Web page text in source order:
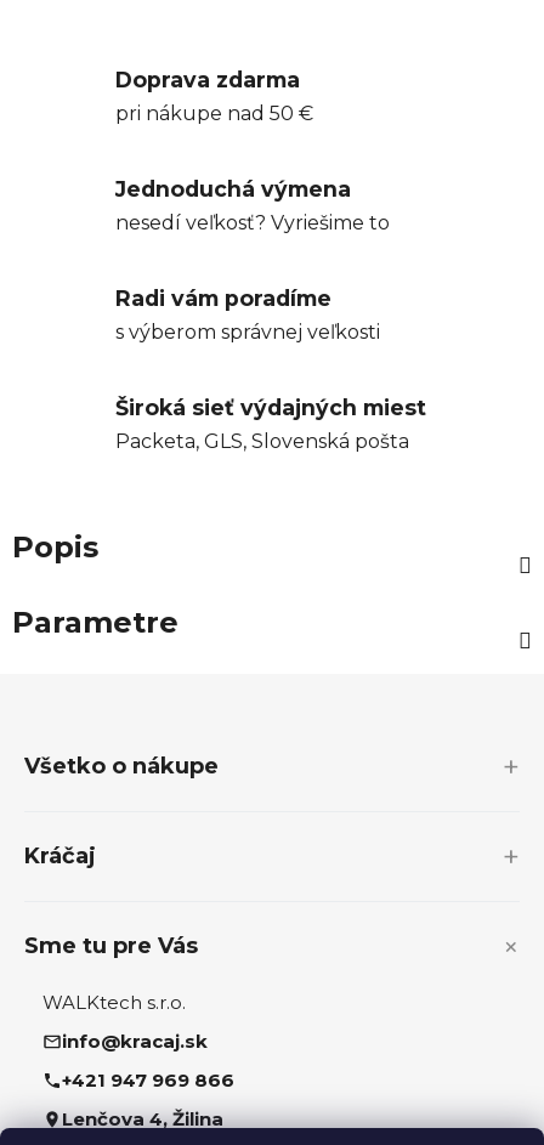
Doprava zdarma
pri nákupe nad 50 €
Jednoduchá výmena
nesedí veľkosť? Vyriešime to
Radi vám poradíme
s výberom správnej veľkosti
Široká sieť výdajných miest
Packeta, GLS, Slovenská pošta
Popis
Parametre
Všetko o nákupe
Kráčaj
Sme tu pre Vás
WALKtech s.r.o.
info@kracaj.sk
+421 947 969 866
Lenčova 4, Žilina